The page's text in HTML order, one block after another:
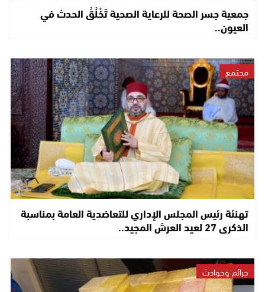
جمعية جسر الصحة للرعاية الصحية تَخْلُقُ الحدث في
العيون..
مجتمع
تهنئة رئيس المجلس الإداري للتعاضدية العامة بمناسبة
الذكرى 27 لعيد العرش المجيد..
جرائم وحوادث